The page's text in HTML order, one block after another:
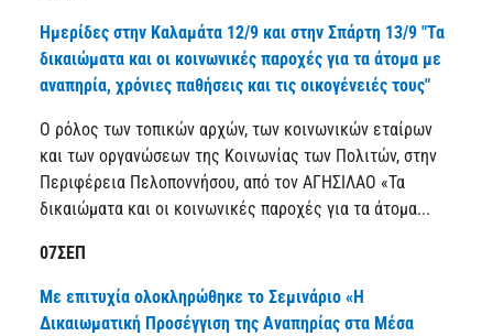
Ημερίδες στην Καλαμάτα 12/9 και στην Σπάρτη 13/9 "Τα
δικαιώματα και οι κοινωνικές παροχές για τα άτομα με
αναπηρία, χρόνιες παθήσεις και τις οικογένειές τους"
Ο ρόλος των τοπικών αρχών, των κοινωνικών εταίρων
και των οργανώσεων της Κοινωνίας των Πολιτών, στην
Περιφέρεια Πελοποννήσου, από τον ΑΓΗΣΙΛΑΟ «Τα
δικαιώματα και οι κοινωνικές παροχές για τα άτομα...
07ΣΕΠ
Με επιτυχία ολοκληρώθηκε το Σεμινάριο «Η
Δικαιωματική Προσέγγιση της Αναπηρίας στα Μέσα